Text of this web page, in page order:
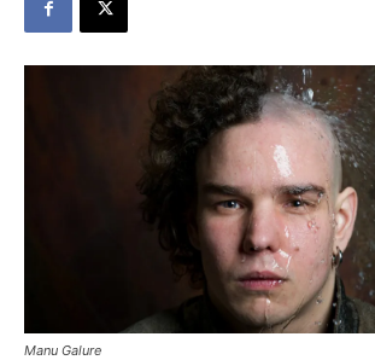
Manu Galure